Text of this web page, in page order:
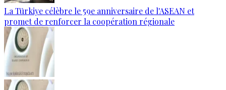
La Türkiye célèbre le 59e anniversaire de l'ASEAN et
promet de renforcer la coopération régionale